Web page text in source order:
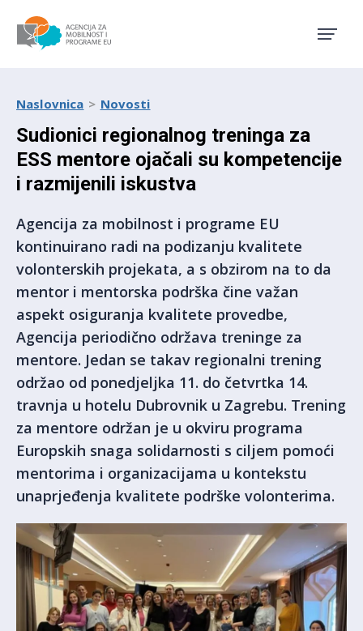
Naslovnica Novosti
Sudionici regionalnog treninga za
ESS mentore ojačali su kompetencije
i razmijenili iskustva
Agencija za mobilnost i programe EU
kontinuirano radi na podizanju kvalitete
volonterskih projekata, a s obzirom na to da
mentor i mentorska podrška čine važan
aspekt osiguranja kvalitete provedbe,
Agencija periodično održava treninge za
mentore. Jedan se takav regionalni trening
održao od ponedjeljka 11. do četvrtka 14.
travnja u hotelu Dubrovnik u Zagrebu. Trening
za mentore održan je u okviru programa
Europskih snaga solidarnosti s ciljem pomoći
mentorima i organizacijama u kontekstu
unaprjeđenja kvalitete podrške volonterima.